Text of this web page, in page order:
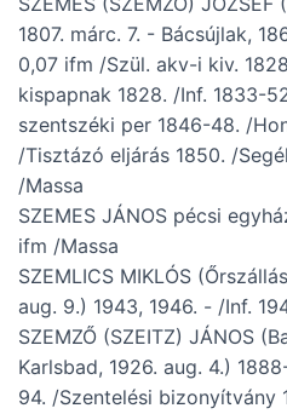
1807. márc. 7. - Bácsújlak,
0,07 ifm /Szül. akv-i kiv.
kispapnak 1828. /Inf. 1833-
szentszéki per 1846-48. /
/Tisztázó eljárás 1850. /
/Massa
SZEMES JÁNOS pécsi
ifm /Massa
SZEMLICS MIKLÓS
aug. 9.) 1943, 1946. - /Inf.
SZEMZŐ (SZEITZ) JÁNOS
Karlsbad, 1926. aug. 4.)
94. /Szentelési bizonyítvány